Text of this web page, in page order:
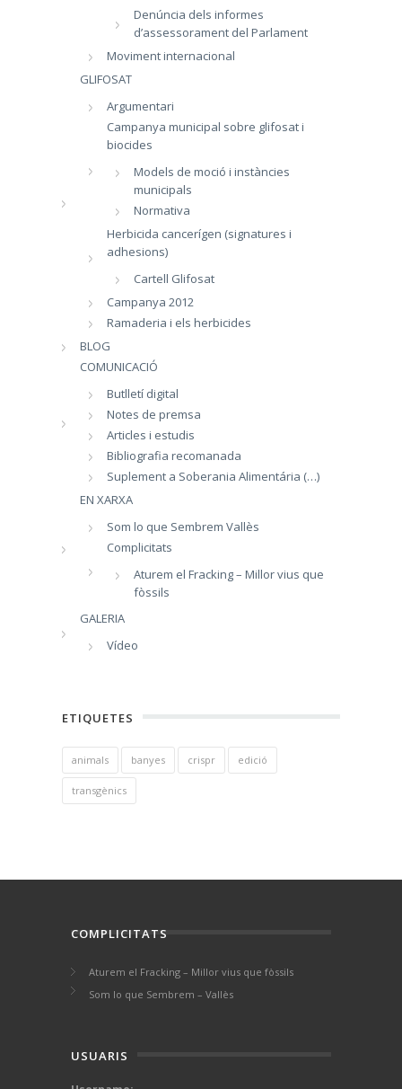
Denúncia dels informes
d’assessorament del Parlament
Moviment internacional
GLIFOSAT
Argumentari
Campanya municipal sobre glifosat i
biocides
Models de moció i instàncies
municipals
Normativa
Herbicida cancerígen (signatures i
adhesions)
Cartell Glifosat
Campanya 2012
Ramaderia i els herbicides
BLOG
COMUNICACIÓ
Butlletí digital
Notes de premsa
Articles i estudis
Bibliografia recomanada
Suplement a Soberania Alimentária (…)
EN XARXA
Som lo que Sembrem Vallès
Complicitats
Aturem el Fracking – Millor vius que
fòssils
GALERIA
Vídeo
ETIQUETES
animals banyes crispr edició
transgènics
COMPLICITATS
Aturem el Fracking – Millor vius que fòssils
Som lo que Sembrem – Vallès
USUARIS